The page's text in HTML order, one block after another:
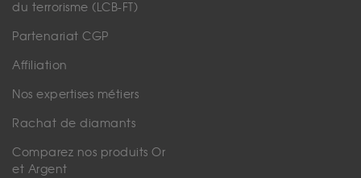
du terrorisme (LCB-FT)
Partenariat CGP
Affiliation
Nos expertises métiers
Rachat de diamants
Comparez nos produits Or
et Argent